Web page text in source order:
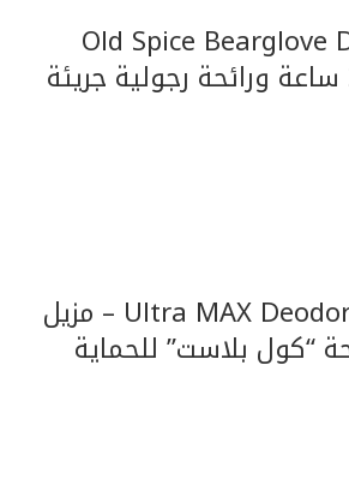
Old Spice Bearglove
Ultra MAX Deodorant- Cool Blast – مزيل
“كول بلاست” للحماية